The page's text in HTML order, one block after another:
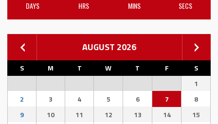
DAYS HRS MINS SECS
AUGUST 2026
S M T W T F
S
1
2
3 4 5 6 7
8
9
10 11 12 13 14
15